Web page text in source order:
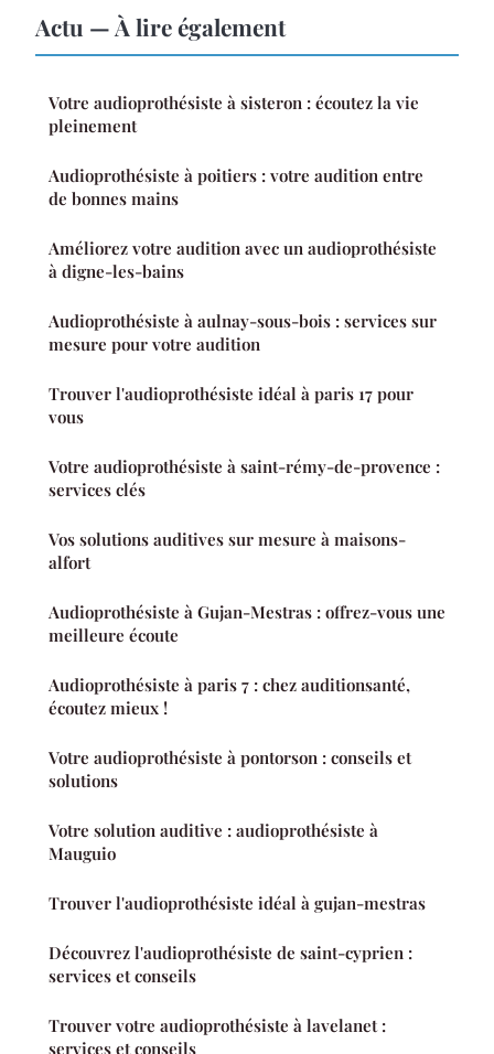
Actu — À lire également
Votre audioprothésiste à sisteron : écoutez la vie
pleinement
Audioprothésiste à poitiers : votre audition entre
de bonnes mains
Améliorez votre audition avec un audioprothésiste
à digne-les-bains
Audioprothésiste à aulnay-sous-bois : services sur
mesure pour votre audition
Trouver l'audioprothésiste idéal à paris 17 pour
vous
Votre audioprothésiste à saint-rémy-de-provence :
services clés
Vos solutions auditives sur mesure à maisons-
alfort
Audioprothésiste à Gujan-Mestras : offrez-vous une
meilleure écoute
Audioprothésiste à paris 7 : chez auditionsanté,
écoutez mieux !
Votre audioprothésiste à pontorson : conseils et
solutions
Votre solution auditive : audioprothésiste à
Mauguio
Trouver l'audioprothésiste idéal à gujan-mestras
Découvrez l'audioprothésiste de saint-cyprien :
services et conseils
Trouver votre audioprothésiste à lavelanet :
services et conseils